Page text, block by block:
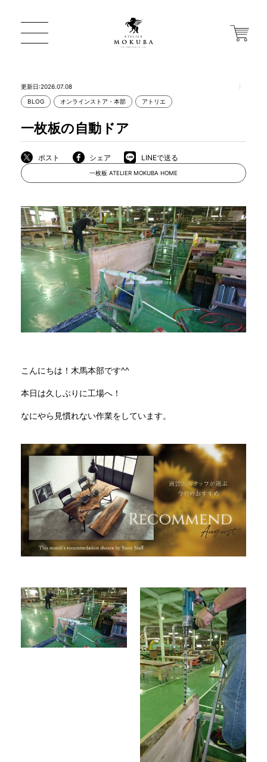
店舗から探す
MOKUBA について
商品情報
直営店
全商品一覧
新入荷情報
納品事例
MOKUBA CHANNEL
よくあるご質問
更新日:2026.07.08
BLOG オンラインストア・本部 アトリエ
一枚板の自動ドア
ポスト シェア LINEで送る
一枚板 ATELIER MOKUBA HOME
こんにちは！木馬本部です^^
本日は久しぶりに工場へ！
なにやら見慣れない作業をしています。